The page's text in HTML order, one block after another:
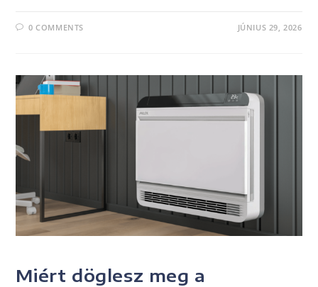
0 COMMENTS JÚNIUS 29, 2026
Miért döglesz meg a